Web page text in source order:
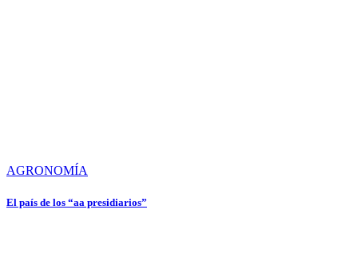
AGRONOMÍA
El país de los “aa presidiarios”